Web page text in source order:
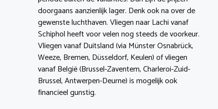
doorgaans aanzienlijk lager. Denk ook na over de
gewenste luchthaven. Vliegen naar Lachi vanaf
Schiphol heeft voor velen nog steeds de voorkeur.
Vliegen vanaf Duitsland (via Münster Osnabrück,
Weeze, Bremen, Düsseldorf, Keulen) of vliegen
vanaf België (Brussel-Zaventem, Charleroi-Zuid-
Brussel, Antwerpen-Deurne) is mogelijk ook
financieel gunstig.